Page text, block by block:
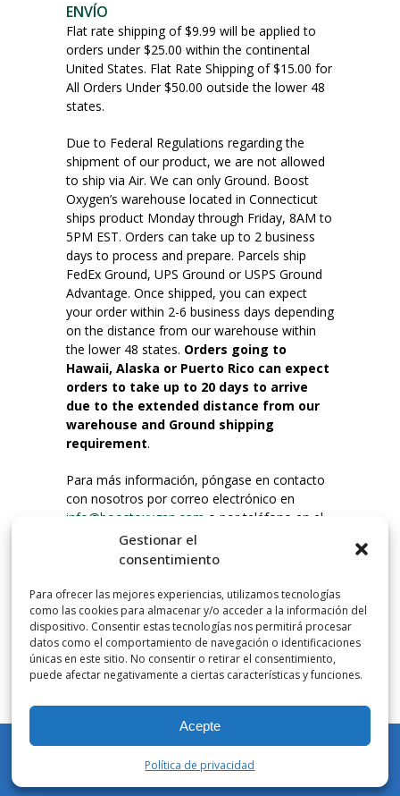
Gestionar el
consentimiento
Para ofrecer las mejores experiencias, utilizamos tecnologías
como las cookies para almacenar y/o acceder a la información del
dispositivo. Consentir estas tecnologías nos permitirá procesar
datos como el comportamiento de navegación o identificaciones
únicas en este sitio. No consentir o retirar el consentimiento,
puede afectar negativamente a ciertas características y funciones.
Acepte
Política de privacidad
ENVÍO
Flat rate shipping of $9.99 will be applied to
orders under $25.00 within the continental
United States. Flat Rate Shipping of $15.00 for
All Orders Under $50.00 outside the lower 48
states.
Due to Federal Regulations regarding the
shipment of our product, we are not allowed
to ship via Air. We can only Ground. Boost
Oxygen’s warehouse located in Connecticut
ships product Monday through Friday, 8AM to
5PM EST. Orders can take up to 2 business
days to process and prepare. Parcels ship
FedEx Ground, UPS Ground or USPS Ground
Advantage. Once shipped, you can expect
your order within 2-6 business days depending
on the distance from our warehouse within
the lower 48 states. Orders going to
Hawaii, Alaska or Puerto Rico can expect
orders to take up to 20 days to arrive
due to the extended distance from our
warehouse and Ground shipping
requirement.
Para más información, póngase en contacto
con nosotros por correo electrónico en
info@boostoxygen.com o por teléfono en el
203.331.8100.
INSTRUCCIONES DE USO
Colocar hasta la boca, presionar firmemente
el botón e inhalar. Coloque la mascarilla
debajo de la nariz y sobre la boca. Presione el
gatillo hacia abajo para activar el flujo. Inspire
por la boca.
NÚMERO DE INHALACIONES
Los botes de bolsillo Boost Oxygen contienen
más de 3 litros de oxígeno respirable de
Aviator. Esto equivale a aproximadamente 60